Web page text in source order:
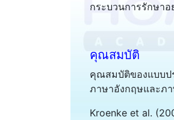
กระบวนการรักษาอ
คุณสมบัติ
คุณสมบัติของแบบป
ภาษาอังกฤษและภ
Kroenke et al.